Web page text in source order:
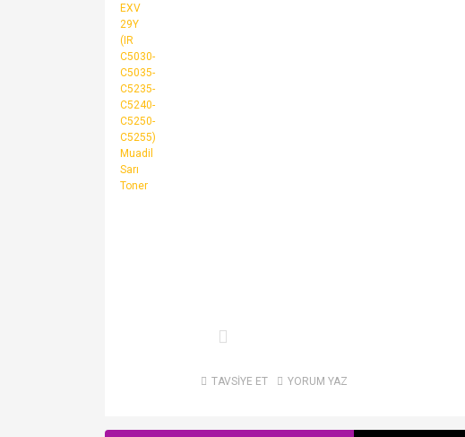
TAVSİYE ET YORUM YAZ